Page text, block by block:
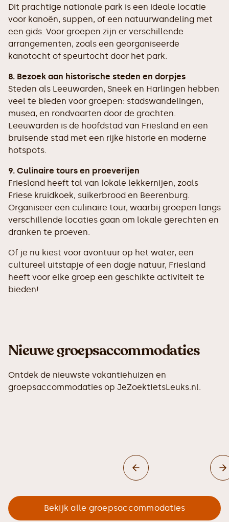
Dit prachtige nationale park is een ideale locatie
voor kanoën, suppen, of een natuurwandeling met
een gids. Voor groepen zijn er verschillende
arrangementen, zoals een georganiseerde
kanotocht of speurtocht door het park.
8. Bezoek aan historische steden en dorpjes
Steden als Leeuwarden, Sneek en Harlingen hebben
veel te bieden voor groepen: stadswandelingen,
musea, en rondvaarten door de grachten.
Leeuwarden is de hoofdstad van Friesland en een
bruisende stad met een rijke historie en moderne
hotspots.
9. Culinaire tours en proeverijen
Friesland heeft tal van lokale lekkernijen, zoals
Friese kruidkoek, suikerbrood en Beerenburg.
Organiseer een culinaire tour, waarbij groepen langs
verschillende locaties gaan om lokale gerechten en
dranken te proeven.
Of je nu kiest voor avontuur op het water, een
cultureel uitstapje of een dagje natuur, Friesland
heeft voor elke groep een geschikte activiteit te
bieden!
Nieuwe groepsaccommodaties
Ontdek de nieuwste vakantiehuizen en
groepsaccommodaties op JeZoektIetsLeuks.nl.
Bekijk alle groepsaccommodaties